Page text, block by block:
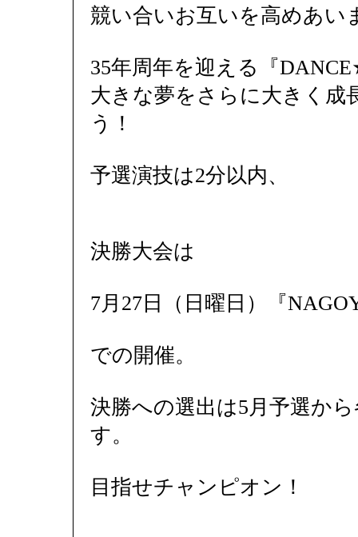
競い合いお互いを高めあい
35年周年を迎える『
大きな夢をさらに大きく成
う！
予選演技は2分以内、
決勝大会は
7月27日（日曜日）『
での開催。
決勝への選出は5月予選か
す。
目指せチャンピオン！